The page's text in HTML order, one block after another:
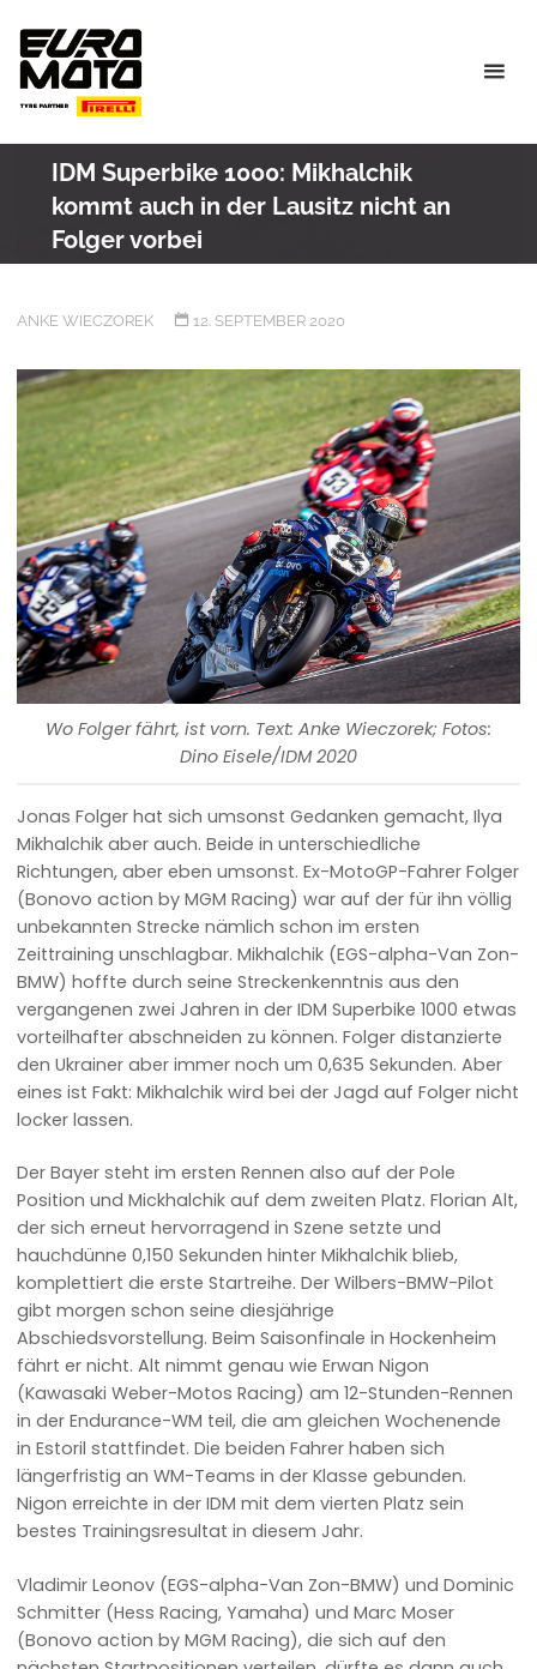
content
IDM Superbike 1000: Mikhalchik
kommt auch in der Lausitz nicht an
Folger vorbei
ANKE WIECZOREK 12. SEPTEMBER 2020
Wo Folger fährt, ist vorn. Text: Anke Wieczorek; Fotos:
Dino Eisele/IDM 2020
Jonas Folger hat sich umsonst Gedanken gemacht, Ilya
Mikhalchik aber auch. Beide in unterschiedliche
Richtungen, aber eben umsonst. Ex-MotoGP-Fahrer Folger
(Bonovo action by MGM Racing) war auf der für ihn völlig
unbekannten Strecke nämlich schon im ersten
Zeittraining unschlagbar. Mikhalchik (EGS-alpha-Van Zon-
BMW) hoffte durch seine Streckenkenntnis aus den
vergangenen zwei Jahren in der IDM Superbike 1000 etwas
vorteilhafter abschneiden zu können. Folger distanzierte
den Ukrainer aber immer noch um 0,635 Sekunden. Aber
eines ist Fakt: Mikhalchik wird bei der Jagd auf Folger nicht
locker lassen.
Der Bayer steht im ersten Rennen also auf der Pole
Position und Mickhalchik auf dem zweiten Platz. Florian Alt,
der sich erneut hervorragend in Szene setzte und
hauchdünne 0,150 Sekunden hinter Mikhalchik blieb,
komplettiert die erste Startreihe. Der Wilbers-BMW-Pilot
gibt morgen schon seine diesjährige
Abschiedsvorstellung. Beim Saisonfinale in Hockenheim
fährt er nicht. Alt nimmt genau wie Erwan Nigon
(Kawasaki Weber-Motos Racing) am 12-Stunden-Rennen
in der Endurance-WM teil, die am gleichen Wochenende
in Estoril stattfindet. Die beiden Fahrer haben sich
längerfristig an WM-Teams in der Klasse gebunden.
Nigon erreichte in der IDM mit dem vierten Platz sein
bestes Trainingsresultat in diesem Jahr.
Vladimir Leonov (EGS-alpha-Van Zon-BMW) und Dominic
Schmitter (Hess Racing, Yamaha) und Marc Moser
(Bonovo action by MGM Racing), die sich auf den